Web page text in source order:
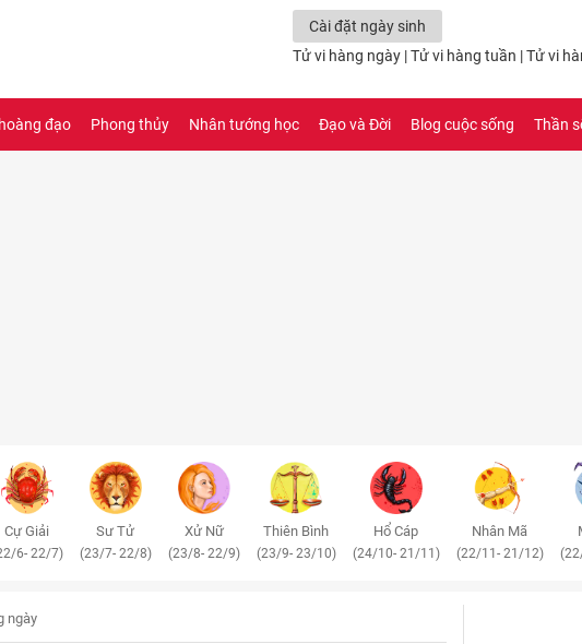
Cài đặt ngày sinh
Tử vi hàng ngày |Tử vi hàng tuần |Tử vi
đạo Phong thủy Nhân tướng học Đạo và Đời Blog cuộc sống Thần
Cự Giải
6- 22/7)
Sư Tử
(23/7- 22/8)
Xử Nữ
(23/8- 22/9)
Thiên Bình
(23/9- 23/10)
Hổ Cáp
(24/10- 21/11)
Nhân Mã
(22/11- 21/12)
ngày